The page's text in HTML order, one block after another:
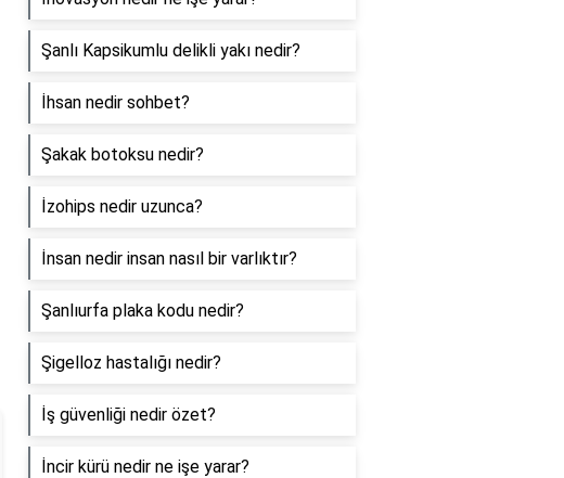
Şanlı Kapsikumlu delikli yakı nedir?
İhsan nedir sohbet?
Şakak botoksu nedir?
İzohips nedir uzunca?
İnsan nedir insan nasıl bir varlıktır?
Şanlıurfa plaka kodu nedir?
Şigelloz hastalığı nedir?
İş güvenliği nedir özet?
İncir kürü nedir ne işe yarar?